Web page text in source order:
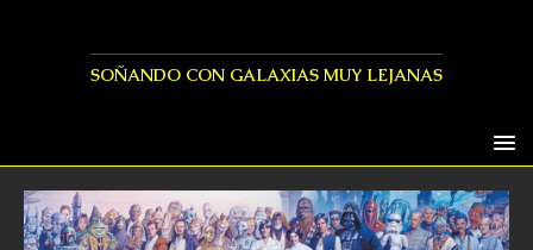
SOÑANDO CON GALAXIAS MUY LEJANAS